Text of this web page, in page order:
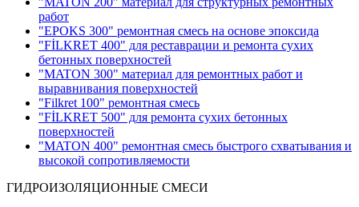
работ
"EPOKS 300" ремонтная смесь на основе эпоксида
"FİLKRET 400" для реставрации и ремонта сухих
бетонных поверхностей
"MATON 300" материал для ремонтных работ и
выравнивания поверхностей
"Filkret 100" ремонтная смесь
"FİLKRET 500" для ремонта сухих бетонных
поверхностей
"MATON 400" ремонтная смесь быстрого схватывания и
высокой сопротивляемости
ГИДРОИЗОЛЯЦИОННЫЕ СМЕСИ